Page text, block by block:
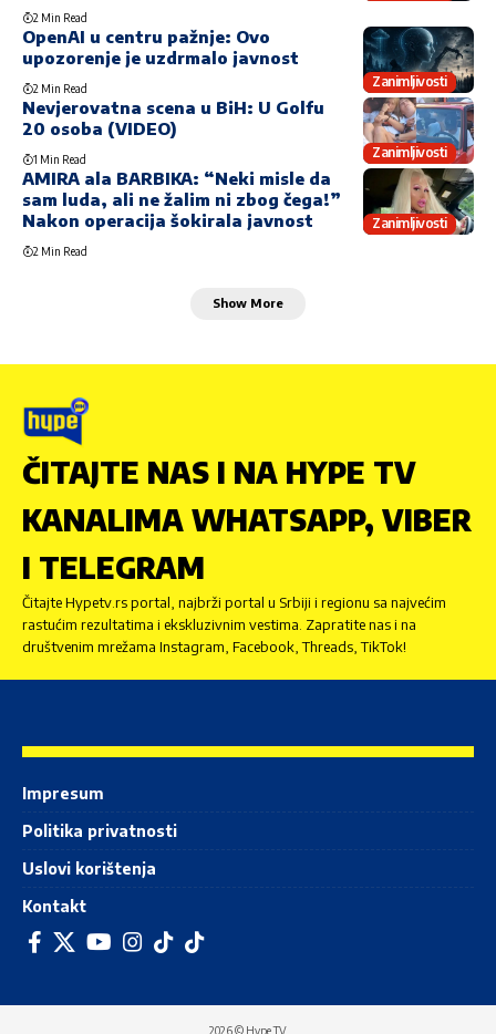
2 Min Read
Zanimljivosti
OpenAI u centru pažnje: Ovo
upozorenje je uzdrmalo javnost
2 Min Read
Zanimljivosti
Nevjerovatna scena u BiH: U Golfu
20 osoba (VIDEO)
1 Min Read
Zanimljivosti
AMIRA ala BARBIKA: “Neki misle da
sam luda, ali ne žalim ni zbog čega!”
Nakon operacija šokirala javnost
2 Min Read
Show More
ČITAJTE NAS I NA HYPE TV
KANALIMA WHATSAPP, VIBER
I TELEGRAM
Čitajte Hypetv.rs portal, najbrži portal u Srbiji i regionu sa najvećim
rastućim rezultatima i ekskluzivnim vestima. Zapratite nas i na
društvenim mrežama Instagram, Facebook, Threads, TikTok!
Impresum
Politika privatnosti
Uslovi korištenja
Kontakt
2026 © Hype TV